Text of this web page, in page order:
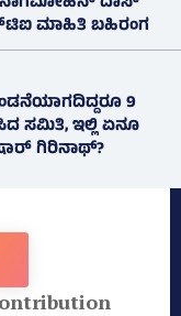
ಮಾಹಿತಿ ಬಹಿರಂಗ
9
ಸಮಿತಿ, ಇಲ್ಲಿ ಏನೂ
ಗಿರಿನಾಥ್?